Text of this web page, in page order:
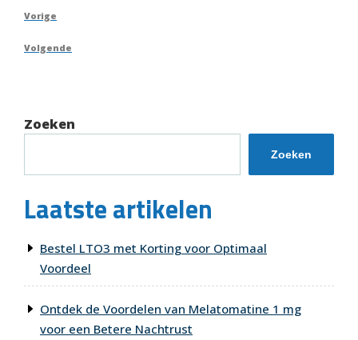
Berichtnavigatie
Vorig
Vorige
Volgend
Volgende
Zoeken
Zoeken
Laatste artikelen
Bestel LTO3 met Korting voor Optimaal
Voordeel
Ontdek de Voordelen van Melatomatine 1 mg
voor een Betere Nachtrust